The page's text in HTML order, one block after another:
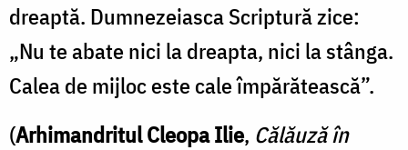
dreaptă. Dumnezeiasca Scriptură zice:
„Nu te abate nici la dreapta, nici la stânga.
Calea de mijloc este cale împărătească”.
(Arhimandritul Cleopa Ilie, Călăuză în